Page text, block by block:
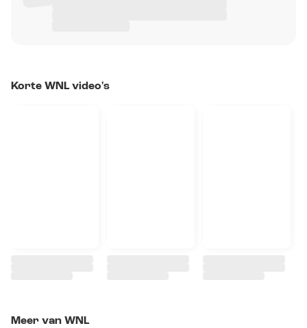
Korte WNL video's
Meer van WNL